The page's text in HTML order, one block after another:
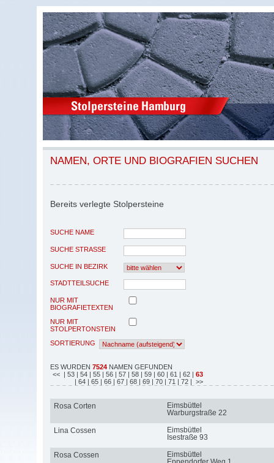
NAMEN, ORTE UND BIOGRAFIEN SUCHEN
Bereits verlegte Stolpersteine
SUCHE NAME
SUCHE STRASSE
SUCHE IN BEZIRK
STADTTEILSUCHE
NUR MIT
BIOGRAFIETEXTEN
NUR MIT
STOLPERTONSTEIN
SORTIERUNG
ES WURDEN 7524 NAMEN GEFUNDEN
<< | 53 | 54 | 55 | 56 | 57 | 58 | 59 | 60 | 61 | 62 | 63
| 64 | 65 | 66 | 67 | 68 | 69 | 70 | 71 | 72 | >>
Rosa Corten
Eimsbüttel
Warburgstraße 22
Lina Cossen
Eimsbüttel
Isestraße 93
Rosa Cossen
Eimsbüttel